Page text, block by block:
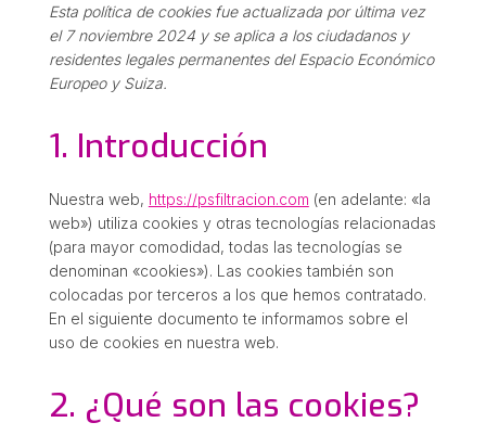
Esta política de cookies fue actualizada por última vez
el 7 noviembre 2024 y se aplica a los ciudadanos y
residentes legales permanentes del Espacio Económico
Europeo y Suiza.
1. Introducción
Nuestra web, https://psfiltracion.com (en adelante: «la
web») utiliza cookies y otras tecnologías relacionadas
(para mayor comodidad, todas las tecnologías se
denominan «cookies»). Las cookies también son
colocadas por terceros a los que hemos contratado.
En el siguiente documento te informamos sobre el
uso de cookies en nuestra web.
2. ¿Qué son las cookies?